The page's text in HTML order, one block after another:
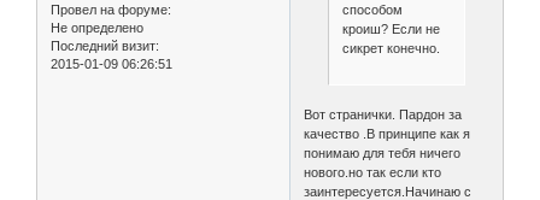
Провел на форуме:
Не определено
Последний визит:
2015-01-09 06:26:51
способом
кроиш? Если не
сикрет конечно.
Вот странички. Пардон за
качество .В принципе как я
понимаю для тебя ничего
нового.но так если кто
заинтересуется.Начинаю с